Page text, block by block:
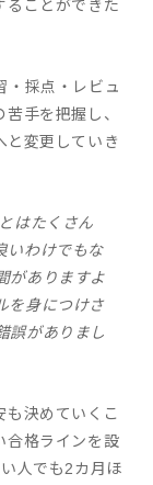
ることができた
・採点・レビュ
手を把握し、
と変更していき
はたくさん
いわけでもな
がありますよ
を身につけさ
誤がありまし
も決めていくこ
合格ラインを設
人でも2カ月ほ